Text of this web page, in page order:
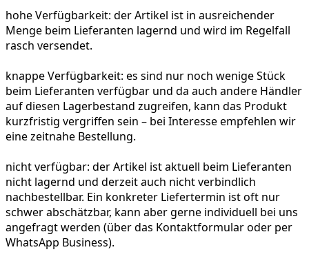
hohe Verfügbarkeit: der Artikel ist in ausreichender
Menge beim Lieferanten lagernd und wird im Regelfall
rasch versendet.
knappe Verfügbarkeit: es sind nur noch wenige Stück
beim Lieferanten verfügbar und da auch andere Händler
auf diesen Lagerbestand zugreifen, kann das Produkt
kurzfristig vergriffen sein – bei Interesse empfehlen wir
eine zeitnahe Bestellung.
nicht verfügbar: der Artikel ist aktuell beim Lieferanten
nicht lagernd und derzeit auch nicht verbindlich
nachbestellbar. Ein konkreter Liefertermin ist oft nur
schwer abschätzbar, kann aber gerne individuell bei uns
angefragt werden (über das Kontaktformular oder per
WhatsApp Business).